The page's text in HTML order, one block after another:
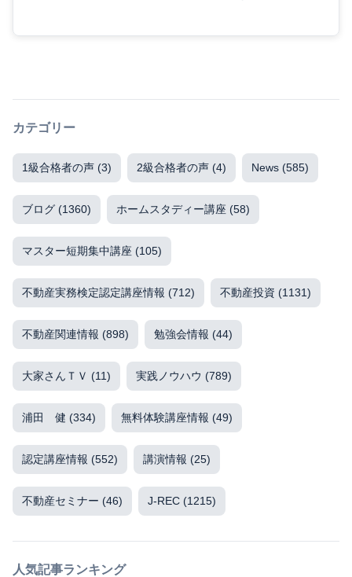
カテゴリー
1級合格者の声 (3) 2級合格者の声 (4) News (585)
ブログ (1360) ホームスタディー講座 (58)
マスター短期集中講座 (105)
不動産実務検定認定講座情報 (712) 不動産投資 (1131)
不動産関連情報 (898) 勉強会情報 (44)
大家さんＴＶ (11) 実践ノウハウ (789)
浦田 健 (334) 無料体験講座情報 (49)
認定講座情報 (552) 講演情報 (25)
不動産セミナー (46) J-REC (1215)
人気記事ランキング